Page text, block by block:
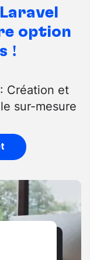
option
!
Création et
sur-mesure